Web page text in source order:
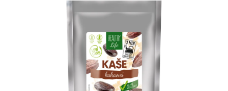
EKO DROGERIE A KOSMETIKA